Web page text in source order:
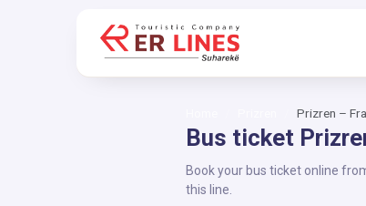
Prizren –
Bus ticket
Book your bus ticket online
this line.